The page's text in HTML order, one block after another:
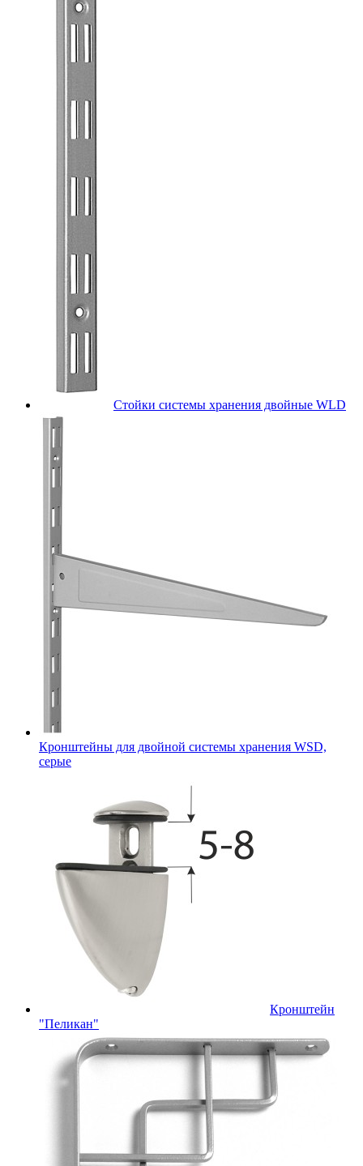
Стойки системы хранения двойные WLD
Кронштейны для двойной системы хранения WSD,
серые
Кронштейн
"Пеликан"